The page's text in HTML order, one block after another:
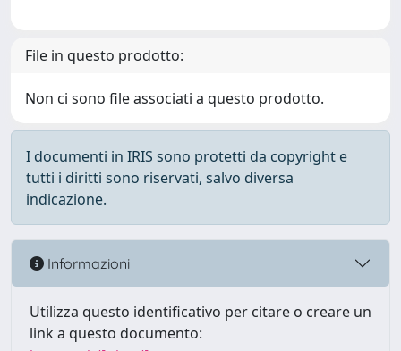
File in questo prodotto:
Non ci sono file associati a questo prodotto.
I documenti in IRIS sono protetti da copyright e
tutti i diritti sono riservati, salvo diversa
indicazione.
Informazioni
Utilizza questo identificativo per citare o creare un
link a questo documento: